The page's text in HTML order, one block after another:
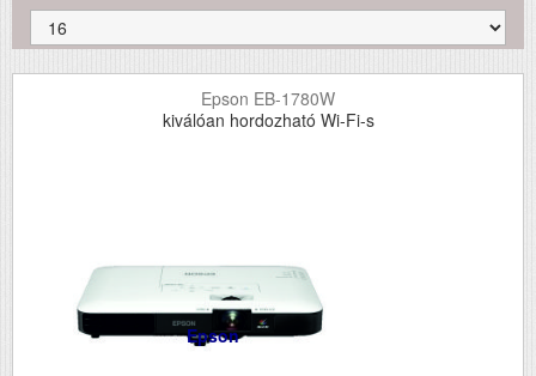
Epson EB-1780W
kiválóan hordozható Wi-Fi-s
Epson